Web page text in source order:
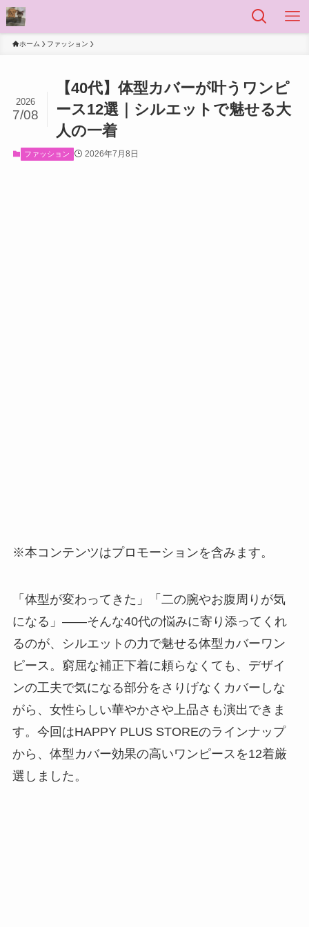
ホーム ファッション
【40代】体型カバーが叶うワンピ
ース12選｜シルエットで魅せる大
人の一着
2026
7/08
ファッション 2026年7月8日
※本コンテンツはプロモーションを含みます。
「体型が変わってきた」「二の腕やお腹周りが気
になる」——そんな40代の悩みに寄り添ってくれ
るのが、シルエットの力で魅せる体型カバーワン
ピース。窮屈な補正下着に頼らなくても、デザイ
ンの工夫で気になる部分をさりげなくカバーしな
がら、女性らしい華やかさや上品さも演出できま
す。今回はHAPPY PLUS STOREのラインナップ
から、体型カバー効果の高いワンピースを12着厳
選しました。